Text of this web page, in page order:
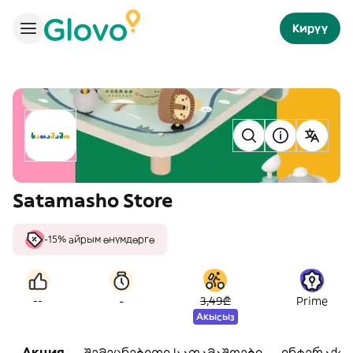
Кирүү
Satamasho Store
-15% айрым өнүмдөргө
-- - 3,49₾
Акысыз
Prime